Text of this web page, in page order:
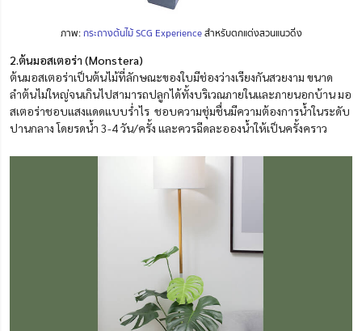
ภาพ:กระถางต้นไม้ SCG Experienceสำหรับตกแต่งสวนแนวดิ่ง
2.ต้นมอสเตอร่า (Monstera)
ต้นมอสเตอร่าเป็นต้นไม้ที่ลักษณะของใบมีช่องว่างเรียงกันสวยงาม ขนาด
ลำต้นไม่ใหญ่จนเกินไปสามารถปลูกได้ทั้งบริเวณภายในและภายนอกบ้าน มอ
สเตอร่าชอบแสงแดดแบบร่ำไร ชอบความชุ่มชื่นมีความต้องการน้ำในระดับ
ปานกลาง โดยรดน้ำ 3-4 วัน/ครั้ง และควรฉีดละอองน้ำให้เป็นครั้งคราว